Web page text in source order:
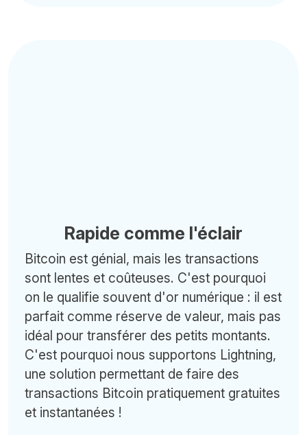
Rapide comme l'éclair
Bitcoin est génial, mais les transactions
sont lentes et coûteuses. C'est pourquoi
on le qualifie souvent d'or numérique : il est
parfait comme réserve de valeur, mais pas
idéal pour transférer des petits montants.
C'est pourquoi nous supportons Lightning,
une solution permettant de faire des
transactions Bitcoin pratiquement gratuites
et instantanées !